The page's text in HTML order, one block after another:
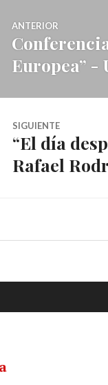
Navegador
de
ANTERIOR
Entrada
anterior:
Europea”
SIGUIENTE
Entrada
siguiente:
“El día
Rafael